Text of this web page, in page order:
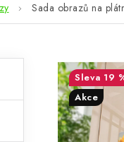
Sada obrazů na
19
Akce